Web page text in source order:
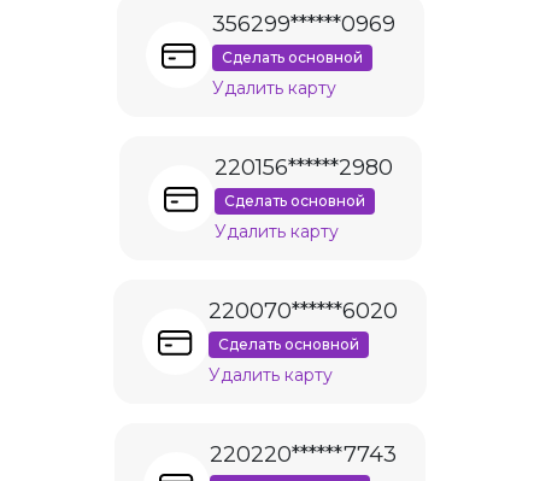
356299******0969
Сделать основной
Удалить карту
220156******2980
Сделать основной
Удалить карту
220070******6020
Сделать основной
Удалить карту
220220******7743